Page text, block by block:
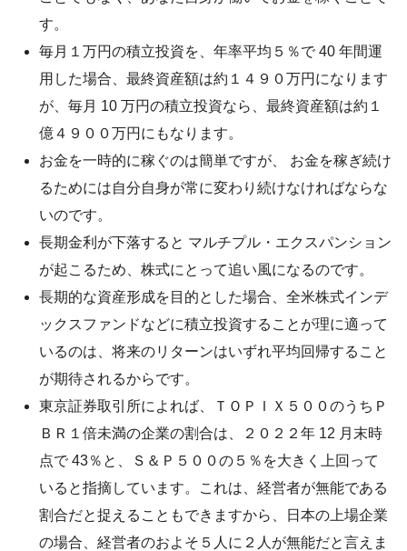
す。
毎月１万円の積立投資を、年率平均５％で 40 年間運
用した場合、最終資産額は約１４９０万円になります
が、毎月 10 万円の積立投資なら、最終資産額は約１
億４９００万円にもなります。
お金を一時的に稼ぐのは簡単ですが、 お金を稼ぎ続け
るためには自分自身が常に変わり続けなければならな
いのです。
長期金利が下落すると マルチプル・エクスパンション
が起こるため、株式にとって追い風になるのです。
長期的な資産形成を目的とした場合、全米株式インデ
ックスファンドなどに積立投資することが理に適って
いるのは、将来のリターンはいずれ平均回帰すること
が期待されるからです。
東京証券取引所によれば、ＴＯＰＩＸ５００のうちＰ
ＢＲ１倍未満の企業の割合は、２０２２年 12 月末時
点で 43％と、Ｓ＆Ｐ５００の５％を大きく上回って
いると指摘しています。これは、経営者が無能である
割合だと捉えることもできますから、日本の上場企業
の場合、経営者のおよそ５人に２人が無能だと言えま